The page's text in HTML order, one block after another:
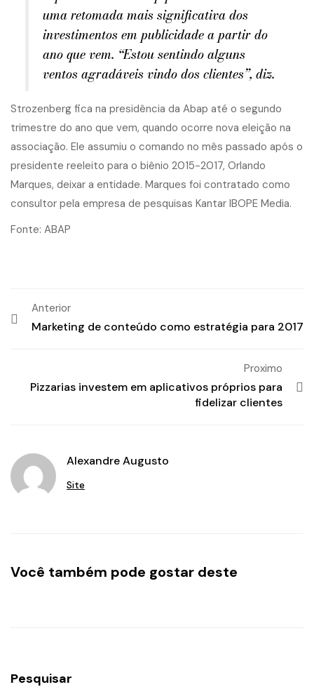
uma retomada mais significativa dos
investimentos em publicidade a partir do
ano que vem. “Estou sentindo alguns
ventos agradáveis vindo dos clientes”, diz.
Strozenberg fica na presidência da Abap até o segundo
trimestre do ano que vem, quando ocorre nova eleição na
associação. Ele assumiu o comando no mês passado após o
presidente reeleito para o biênio 2015-2017, Orlando
Marques, deixar a entidade. Marques foi contratado como
consultor pela empresa de pesquisas Kantar IBOPE Media.
Fonte: ABAP
Anterior
Marketing de conteúdo como estratégia para 2017
Proximo
Pizzarias investem em aplicativos próprios para
fidelizar clientes
Alexandre Augusto
Site
Você também pode gostar deste
Pesquisar